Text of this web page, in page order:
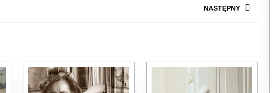
NASTĘPNY